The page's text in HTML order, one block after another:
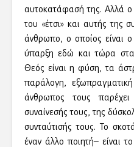
αυτοκατάφασή της. Αλλά ο
του «έτσι» και αυτής της
άνθρωπο, ο οποίος είναι
ύπαρξη εδώ και τώρα
Θεός είναι η φύση, τα
παράλογη,
άνθρωπος τους
συναίνεσής τους, της
συνταύτισής τους. Το
έναν άλλο ποιητή– είναι